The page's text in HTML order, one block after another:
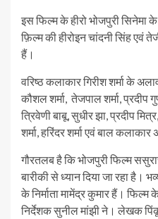
इस फिल्म के हीरो भोजपुरी
फ़िल्म की हीरोइन चांदनी सिंह एवं
हैं।
वरिष्ठ कलाकार गिरीश शर्मा के
कौशल शर्मा, तेजपाल शर्मा, प्रदीप
त्रिवेणी बाबू, सुधीर झा, प्रदीप
शर्मा, हरिंदर शर्मा एवं बाल
गौरतलब है कि भोजपुरी फिल्म
बारीकी से ध्यान दिया जा रहा है।
के निर्माता मामेंद्र कुमार हैं। फिल्म
निर्देशक सुनील मांझी ने। लेखक